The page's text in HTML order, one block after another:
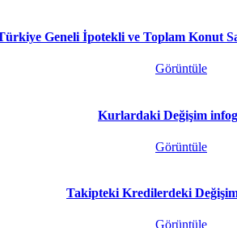
Geneli İpotekli ve Toplam Konut
Görüntüle
Kurlardaki Değişim
Görüntüle
Takipteki Kredilerdeki
Görüntüle